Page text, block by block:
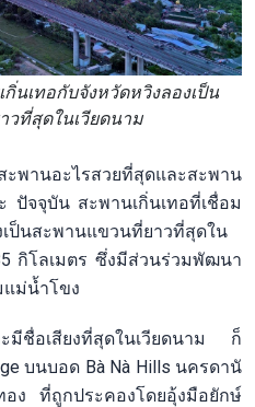
นเทอกับจังหวัดหวิงลองเป็น
ที่สุดในเวียดนาม
านอะไรสวยที่สุดและสะพาน
ปัจจุบัน สะพานเกิ่นเทอที่เชื่อม
ป็นสะพานแขวนที่ยาวที่สุดใน
กิโลเมตร ซึ่งมีส่วนร่วมพัฒนา
ม่น้ำโขง
มีชื่อเสียงที่สุดในเวียดนาม ก็
บนบอด Bà Nà Hills นครดานั
อง ที่ถูกประคองโดยอุ้งมือยักษ์